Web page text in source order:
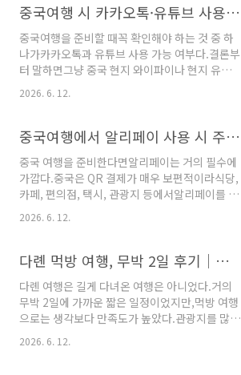
다.식당 규모가 꽤 크고,해산물 종류도 다양해서
처음 들어갔을 때부터 “여기는 해..
사용 가능 여부중국여행 유심·이심을 고를 때가
장 먼저 봐야 할 것은해외 앱 사용 가능 여부다.중
국 본토에서는 유튜브, 구글, 인스타그램, 페이스
북 같은해외 서비스 접속이 제한되는 경우가 많
다.그래서 상품 설명에 아래 문구가 있는지 확인
해야 한다.확인할 문구카카오톡 가능유튜브 가능
능”이라고만 적힌 상품은중국 현지망만 연결되
어유튜브나 구..
중국여행 시 카카오톡·유튜브 사용할 수 있을까?
중국여행을 준비할 때꼭 확인해야 하는 것 중 하
나가카카오톡과 유튜브 사용 가능 여부다.결론부
터 말하면그냥 중국 현지 와이파이나 현지 유심
이안 되거나 불안정할 수 있다.특히 유튜브는 중
보는 게 맞다.카카오톡은 시기나 통신 환경에 따
라메시지가 되는 경우도 있고,사진·영상 전송이
나 통화가 불안정한 경우도 있다.그래서 중국여
행 전에는인터넷 준비를 꼭 해두는 게 좋다.1. 유
튜브는 그냥 접속이 어렵다중국 본토에서는유튜
브 접속이 제한되는 경우가 많다.한국에서처럼그
VPN, 로밍, 우회 가능한 eSIM 등을미리 준비하
는 것이 좋다.다만 ..
2026. 6. 12.
중국여행에서 알리페이 사용 시 주의사항 TOP5
중국 여행을 준비한다면알리페이는 거의 필수에
가깝다.중국은 QR 결제가 매우 보편적이라식당,
카페, 편의점, 택시, 관광지 등에서알리페이를 사
용하는 경우가 많다.외국인도 알리페이에 해외
카드를 연결해중국 현지 결제에 사용할 수 있다.
국 전에 카드 등록을 끝내야 한다알리페이는 현
지에 도착해서 설치하는 것보다한국에서 미리 설
치하고카드 등록까지 끝내는 게 좋다.현지에서
인증 문자나 카드 등록이 안 되면결제할 때 바로
막힐 수 있다.특히 공항에 도착하자마자택시, 지
하철, 편의점에서 결제해야 하는 경우가 많아서
2026. 6. 12.
다롄 먹방 여행, 무박 2일 후기｜짧지만 알차게 먹고 온 다롄 여행
다롄 여행은 길게 다녀온 여행은 아니었다.거의
무박 2일에 가까운 짧은 일정이었지만,먹방 여행
으로는 생각보다 만족도가 높았다.관광지를 많이
보기보다는해산물, 만두, 양꼬치, 로컬 음식 위주
로먹고 걷는 일정이었다.짧은 일정이라 아쉬움은
2026. 6. 12.